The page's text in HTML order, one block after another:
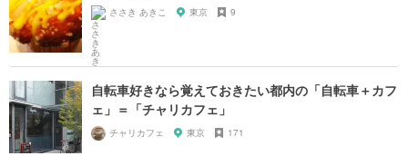
ささき あきこ 東京 9
自転車好きなら覚えておきたい都内の「自転車＋カフ
ェ」＝「チャリカフェ」
チャリカフェ 東京 171